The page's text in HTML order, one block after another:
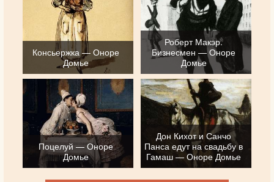
Консьержка — Оноре
Домье
Роберт Макэр.
Бизнесмен — Оноре
Домье
Поцелуй — Оноре
Домье
Дон Кихот и Санчо
Панса едут на свадьбу в
Гамаш — Оноре Домье